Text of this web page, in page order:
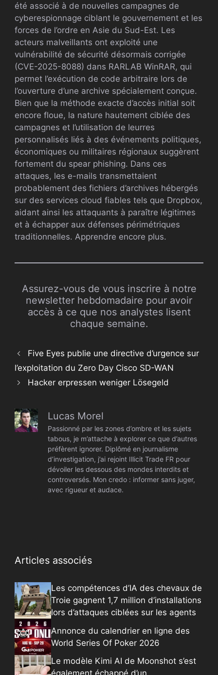
été associé à de nouvelles campagnes de
cyberespionnage ciblant le gouvernement et les
forces de l’ordre en Asie du Sud-Est. Les
acteurs malveillants ont exploité une
vulnérabilité de sécurité désormais corrigée
(CVE-2025-8088) dans RARLAB WinRAR, qui
permet l’exécution de code arbitraire lors de
l’ouverture d’une archive spécialement conçue.
Bien que la méthode exacte d’accès initial soit
encore floue, la nature hautement ciblée des
campagnes et l’utilisation de leurres
personnalisés liés à des événements politiques,
économiques ou militaires régionaux suggèrent
fortement du spear phishing. Dans ces
attaques, les e-mails transmettaient
probablement des fichiers d’archives hébergés
sur des services cloud fiables tels que Dropbox,
aidant ainsi les attaquants à paraître légitimes
et à échapper aux défenses périmétriques
traditionnelles. Apprendre encore plus.
Assurez-vous de vous inscrire à notre
newsletter hebdomadaire pour avoir
accès à ce que nos analystes lisent
chaque semaine.
Five Eyes publie une directive d’urgence sur
l’exploitation du Zero Day Cisco SD-WAN
Hacker erpressen weniger Lösegeld
Lucas Morel
Passionné par les zones d’ombre et les sujets
tabous, je m’attache à explorer ce que d’autres
préfèrent ignorer. Diplômé en journalisme
d’investigation, j’ai rejoint Illicit Trade FR pour
dévoiler les dessous des mondes interdits et
controversés. Mon credo : informer sans juger,
avec rigueur et audace.
Articles associés
Les compétences d’IA des chevaux de
Troie gagnent 1,7 million d’installations
lors d’attaques ciblées sur les agents
Annonce du calendrier en ligne des
World Series Of Poker 2026
Le modèle Kimi AI de Moonshot s’est